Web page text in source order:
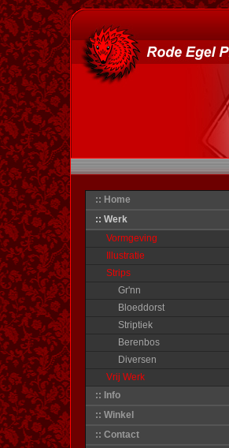
:: Home
:: Werk
Vormgeving
Illustratie
Strips
Gr'nn
Bloeddorst
Striptiek
Berenbos
Diversen
Vrij Werk
:: Info
:: Winkel
:: Contact